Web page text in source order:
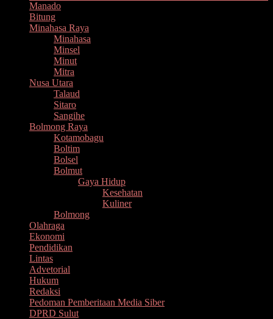
Manado
Bitung
Minahasa Raya
Minahasa
Minsel
Minut
Mitra
Nusa Utara
Talaud
Sitaro
Sangihe
Bolmong Raya
Kotamobagu
Boltim
Bolsel
Bolmut
Gaya Hidup
Kesehatan
Kuliner
Bolmong
Olahraga
Ekonomi
Pendidikan
Lintas
Advetorial
Hukum
Redaksi
Pedoman Pemberitaan Media Siber
DPRD Sulut